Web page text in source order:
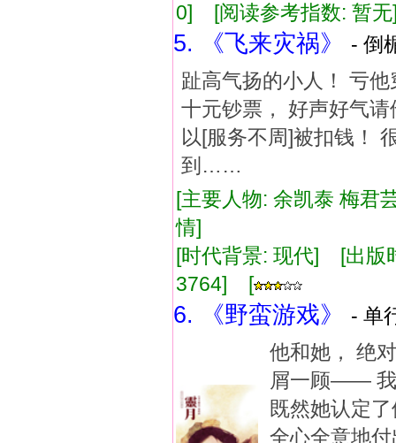
0] [阅读参考指数: 暂无
5. 《飞来灾祸》
- 倒
趾高气扬的小人！ 亏
十元钞票， 好声好气
以[服务不周]被扣钱！
到……
[主要人物: 余凯泰 梅
情]
[时代背景: 现代] [出
3764] [
6. 《野蛮游戏》
- 单
他和她， 绝
屑一顾—— 我
既然她认定
全心全意地